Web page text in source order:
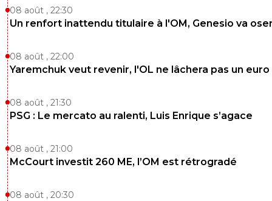
08 août , 22:30
Un renfort inattendu titulaire à l'OM, Genesio va
08 août , 22:00
Yaremchuk veut revenir, l'OL ne lâchera pas un euro
08 août , 21:30
PSG : Le mercato au ralenti, Luis Enrique s’agace
08 août , 21:00
McCourt investit 260 ME, l’OM est rétrogradé
08 août , 20:30